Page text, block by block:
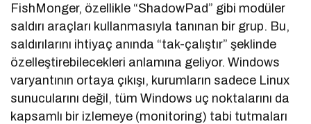
FishMonger, özellikle “ShadowPad” gibi modüler
saldırı araçları kullanmasıyla tanınan bir grup. Bu,
saldırılarını ihtiyaç anında “tak-çalıştır” şeklinde
özelleştirebilecekleri anlamına geliyor. Windows
varyantının ortaya çıkışı, kurumların sadece Linux
sunucularını değil, tüm Windows uç noktalarını da
kapsamlı bir izlemeye (monitoring) tabi tutmaları